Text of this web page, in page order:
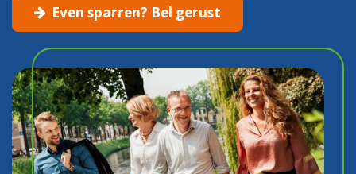
Even sparren? Bel gerust